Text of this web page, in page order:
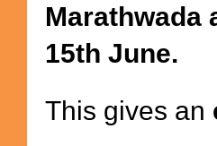
Marathwada
15th June.
This gives an